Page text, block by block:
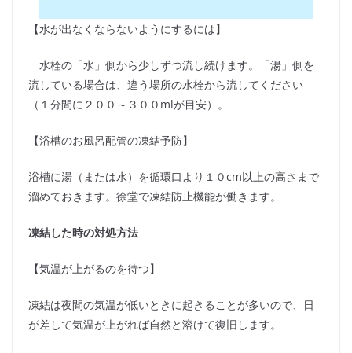
【水が出なくならないようにするには】
水栓の「水」側から少しずつ流し続けます。「湯」側を
流している場合は、違う場所の水栓から流してください
（１分間に２００～３００mlが目安）。
【浴槽のお風呂配管の凍結予防】
浴槽に湯（または水）を循環口より１０cm以上の高さまで
溜めておきます。徐堂で凍結防止機能が働きます。
凍結した時の対処方法
【気温が上がるのを待つ】
凍結は夜間の気温が低いときに起きることが多いので、日
が差して気温が上がれば自然と溶けて復旧します。